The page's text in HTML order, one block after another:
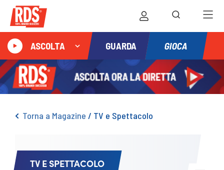
ASCOLTA GUARDA GIOCA
Torna a Magazine / TV e Spettacolo
TV E SPETTACOLO